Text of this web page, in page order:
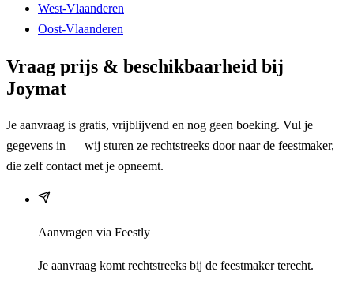
West-Vlaanderen
Oost-Vlaanderen
Vraag prijs & beschikbaarheid bij
Joymat
Je aanvraag is gratis, vrijblijvend en nog geen boeking. Vul je
gegevens in — wij sturen ze rechtstreeks door naar de feestmaker,
die zelf contact met je opneemt.
Aanvragen via Feestly
Je aanvraag komt rechtstreeks bij de feestmaker terecht.